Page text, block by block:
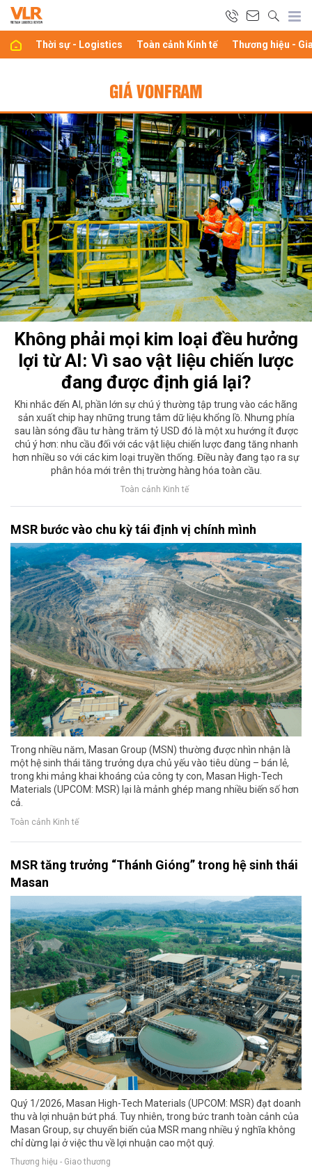
Thời sự - Logistics Toàn cảnh Kinh tế Thương hiệu -
GIÁ VONFRAM
Không phải mọi kim loại đều hưởng
lợi từ AI: Vì sao vật liệu chiến lược
đang được định giá lại?
Khi nhắc đến AI, phần lớn sự chú ý thường tập trung vào các hãng
sản xuất chip hay những trung tâm dữ liệu khổng lồ. Nhưng phía
sau làn sóng đầu tư hàng trăm tỷ USD đó là một xu hướng ít được
chú ý hơn: nhu cầu đối với các vật liệu chiến lược đang tăng nhanh
hơn nhiều so với các kim loại truyền thống. Điều này đang tạo ra sự
phân hóa mới trên thị trường hàng hóa toàn cầu.
Toàn cảnh Kinh tế
MSR bước vào chu kỳ tái định vị chính mình
Trong nhiều năm, Masan Group (MSN) thường được nhìn nhận là
một hệ sinh thái tăng trưởng dựa chủ yếu vào tiêu dùng – bán lẻ,
trong khi mảng khai khoáng của công ty con, Masan High-Tech
Materials (UPCOM: MSR) lại là mảnh ghép mang nhiều biến số hơn
cả.
Toàn cảnh Kinh tế
MSR tăng trưởng “Thánh Gióng” trong hệ sinh thái
Masan
Quý 1/2026, Masan High-Tech Materials (UPCOM: MSR) đạt doanh
thu và lợi nhuận bứt phá. Tuy nhiên, trong bức tranh toàn cảnh của
Masan Group, sự chuyển biến của MSR mang nhiều ý nghĩa không
chỉ dừng lại ở việc thu về lợi nhuận cao một quý.
Thương hiệu - Giao thương